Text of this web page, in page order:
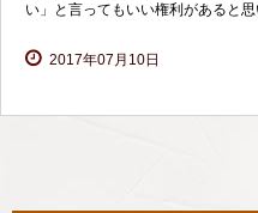
い」と言ってもいい権利があると思
2017年07月10日